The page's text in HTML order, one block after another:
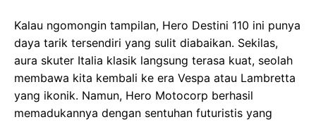
Kalau ngomongin tampilan, Hero Destini 110 ini punya
daya tarik tersendiri yang sulit diabaikan. Sekilas,
aura skuter Italia klasik langsung terasa kuat, seolah
membawa kita kembali ke era Vespa atau Lambretta
yang ikonik. Namun, Hero Motocorp berhasil
memadukannya dengan sentuhan futuristis yang